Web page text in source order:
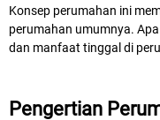
Konsep perumahan ini
perumahan umumnya.
dan manfaat tinggal di
Pengertian